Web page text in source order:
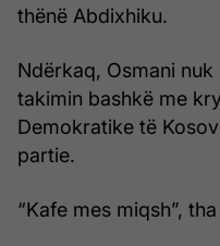
thënë Abdixhiku.
Ndërkaq, Osmani
takimin bashkë me
Demokratike të
partie.
“Kafe mes miqsh”,